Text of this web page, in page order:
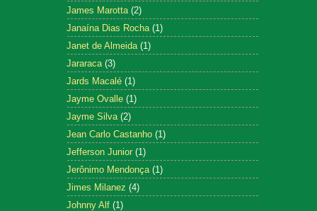
James Marotta (2)
Janaína Dias Rocha (1)
Janet de Almeida (1)
Jararaca (3)
Jards Macalé (1)
Jayme Ovalle (1)
Jayme Silva (2)
Jean Carlo Castanho (1)
Jefferson Junior (1)
Jerônimo Mendonça (1)
Jimes Milanez (4)
Johnny Alf (1)